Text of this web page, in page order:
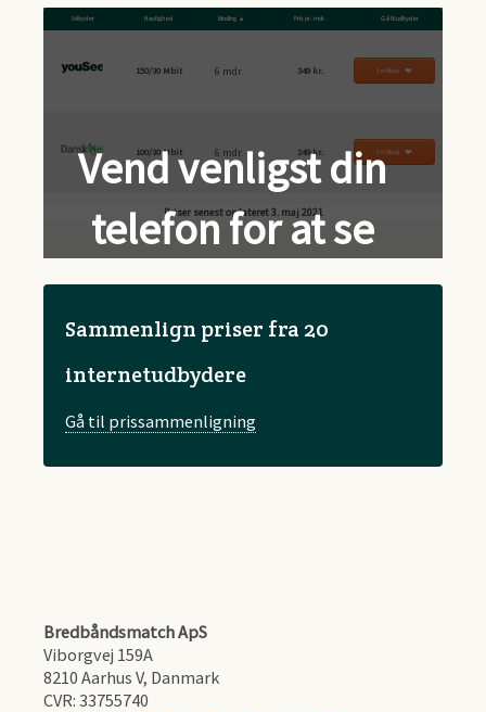
Udbyder Hastighed Binding Pris pr. mdr. Gå til udbyder
150/30 Mbit 6 mdr. 349 kr. Se tilbud
100/30 Mbit 6 mdr. 249 kr. Se tilbud
Sammenlign priser fra 20
internetudbydere
Gå til prissammenligning
Bredbåndsmatch ApS
Viborgvej 159A
8210 Aarhus V, Danmark
CVR: 33755740